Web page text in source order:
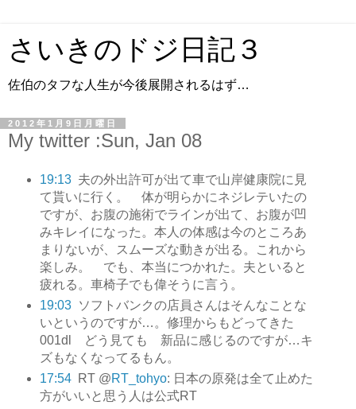
さいきのドジ日記３
佐伯のタフな人生が今後展開されるはず…
2012年1月9日月曜日
My twitter :Sun, Jan 08
19:13 夫の外出許可が出て車で山岸健康院に見
て貰いに行く。 体が明らかにネジレテいたの
ですが、お腹の施術でラインが出て、お腹が凹
みキレイになった。本人の体感は今のところあ
まりないが、スムーズな動きが出る。これから
楽しみ。 でも、本当につかれた。夫といると
疲れる。車椅子でも偉そうに言う。
19:03
ソフトバンクの店員さんはそんなことな
いというのですが…。修理からもどってきた
001dl どう見ても 新品に感じるのですが…キ
ズもなくなってるもん。
17:54
RT @RT_tohyo: 日本の原発は全て止めた
方がいいと思う人は公式RT